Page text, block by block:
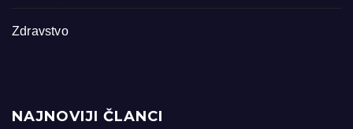
Zdravstvo
NAJNOVIJI ČLANCI